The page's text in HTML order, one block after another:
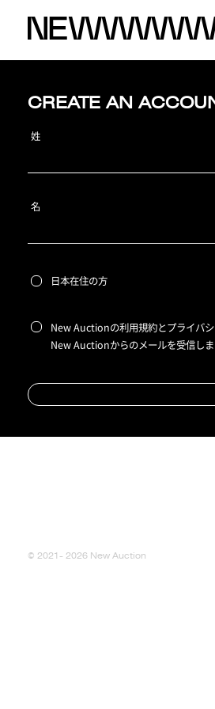
CREATE AN
姓
名
日本在住の方
New Auctionの利用規約とプライバシ
New Auctionからのメールを受信しま
© 2021- 2026 New Auction